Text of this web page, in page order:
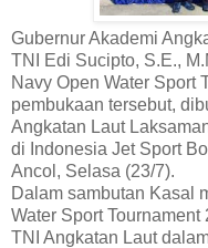
Gubernur Akademi
TNI Edi Sucipto, S.E.,
Navy Open Water Sport
pembukaan tersebut,
Angkatan Laut
di Indonesia Jet Sport
Ancol, Selasa (23/7).
Dalam sambutan Kasal
Water Sport
TNI Angkatan Laut